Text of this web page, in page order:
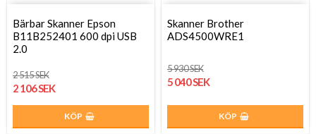
Bärbar Skanner Epson
B11B252401 600 dpi USB
2.0
2 515 SEK
2 106 SEK
KÖP
Skanner Brother
ADS4500WRE1
5 930 SEK
5 040 SEK
KÖP